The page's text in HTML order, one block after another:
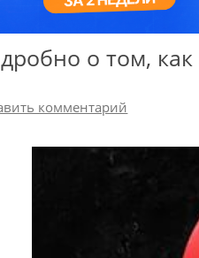
о том,
комментарий